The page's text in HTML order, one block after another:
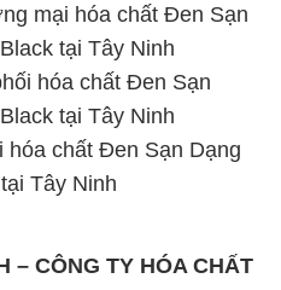
mại hóa chất Ðen Sạn
tại Tây Ninh
hóa chất Ðen Sạn
tại Tây Ninh
chất Ðen Sạn Dạng
Tây Ninh
– CÔNG TY HÓA CHẤT